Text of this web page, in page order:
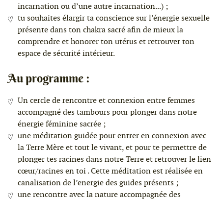
incarnation ou d’une autre incarnation...) ;
tu souhaites élargir ta conscience sur l’énergie sexuelle
présente dans ton chakra sacré afin de mieux la
comprendre et honorer ton utérus et retrouver ton
espace de sécurité intérieur.
Au programme :
Un cercle de rencontre et connexion entre femmes
accompagné des tambours pour plonger dans notre
énergie féminine sacrée ;
une méditation guidée pour entrer en connexion avec
la Terre Mère et tout le vivant, et pour te permettre de
plonger tes racines dans notre Terre et retrouver le lien
cœur/racines en toi . Cette méditation est réalisée en
canalisation de l’energie des guides présents ;
une rencontre avec la nature accompagnée des